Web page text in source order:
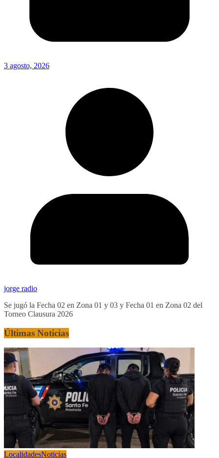
3 agosto, 2026
jorge radio
Se jugó la Fecha 02 en Zona 01 y 03 y Fecha 01 en Zona 02 del
Torneo Clausura 2026
Últimas Noticias
LocalidadesNoticias